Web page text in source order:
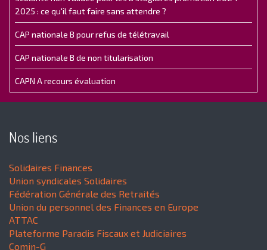
2025 : ce qu'il faut faire sans attendre ?
CAP nationale B pour refus de télétravail
CAP nationale B de non titularisation
CAPN A recours évaluation
Nos liens
Solidaires Finances
Union syndicales Solidaires
Fédération Générale des Retraités
Union du personnel des Finances en Europe
ATTAC
Plateforme Paradis Fiscaux et Judiciaires
Comin-G